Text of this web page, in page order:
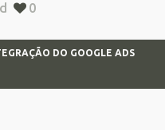
0
DO GOOGLE ADS